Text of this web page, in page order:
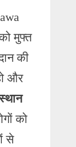
मुफ्त
की
और
को
से